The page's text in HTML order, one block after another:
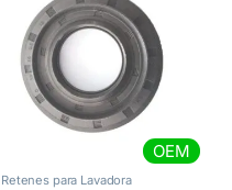
OEM
Retenes para Lavadora